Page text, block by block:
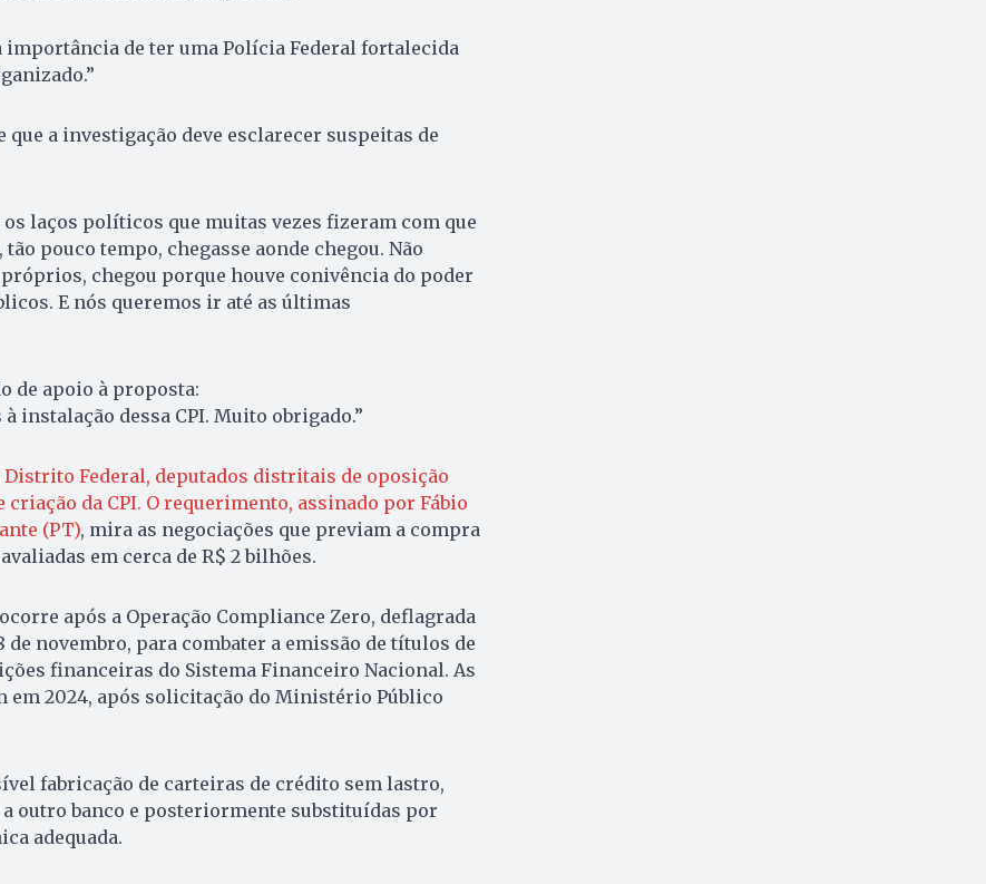
importância de ter uma Polícia Federal fortalecida
a investigação deve esclarecer suspeitas de
os laços políticos que muitas vezes fizeram com que
pouco tempo, chegasse aonde chegou. Não
chegou porque houve conivência do poder
E nós queremos ir até as últimas
de apoio à proposta:
instalação dessa CPI. Muito obrigado.”
Distrito Federal, deputados distritais de oposição
da CPI. O requerimento, assinado por Fábio
(PT), mira as negociações que previam a compra
em cerca de R$ 2 bilhões.
após a Operação Compliance Zero, deflagrada
de novembro, para combater a emissão de títulos de
financeiras do Sistema Financeiro Nacional. As
em 2024, após solicitação do Ministério Público
fabricação de carteiras de crédito sem lastro,
outro banco e posteriormente substituídas por
adequada.